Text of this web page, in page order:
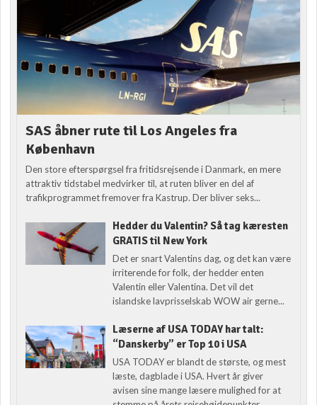
SAS åbner rute til Los Angeles fra
København
Den store efterspørgsel fra fritidsrejsende i Danmark, en mere
attraktiv tidstabel medvirker til, at ruten bliver en del af
trafikprogrammet fremover fra Kastrup. Der bliver seks...
Hedder du Valentin? Så tag kæresten
GRATIS til New York
Det er snart Valentins dag, og det kan være
irriterende for folk, der hedder enten
Valentin eller Valentina. Det vil det
islandske lavprisselskab WOW air gerne...
Læserne af USA TODAY har talt:
“Danskerby” er Top 10 i USA
USA TODAY er blandt de største, og mest
læste, dagblade i USA. Hvert år giver
avisen sine mange læsere mulighed for at